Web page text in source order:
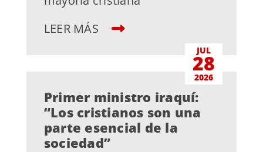
LEER MÁS
JUL
28
2026
Primer ministro iraquí:
“Los cristianos son una
parte esencial de la
sociedad”